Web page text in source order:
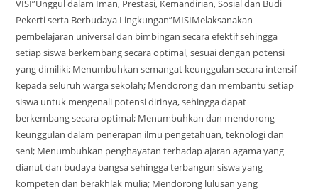
VISI”Unggul dalam Iman, Prestasi, Kemandirian, Sosial dan Budi
Pekerti serta Berbudaya Lingkungan”MISIMelaksanakan
pembelajaran universal dan bimbingan secara efektif sehingga
setiap siswa berkembang secara optimal, sesuai dengan potensi
yang dimiliki; Menumbuhkan semangat keunggulan secara intensif
kepada seluruh warga sekolah; Mendorong dan membantu setiap
siswa untuk mengenali potensi dirinya, sehingga dapat
berkembang secara optimal; Menumbuhkan dan mendorong
keunggulan dalam penerapan ilmu pengetahuan, teknologi dan
seni; Menumbuhkan penghayatan terhadap ajaran agama yang
dianut dan budaya bangsa sehingga terbangun siswa yang
kompeten dan berakhlak mulia; Mendorong lulusan yang